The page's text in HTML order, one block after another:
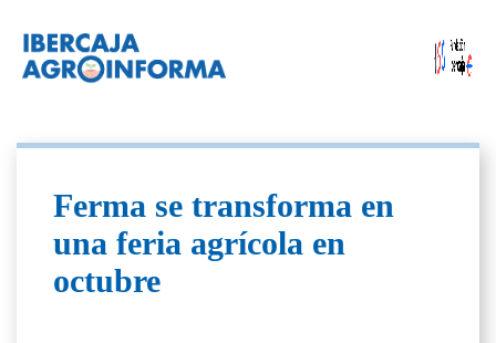
Ferma se transforma en
una feria agrícola en
octubre